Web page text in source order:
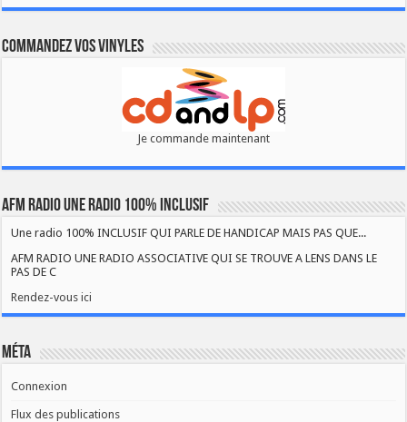
Commandez vos vinyles
Je commande maintenant
AFM RADIO UNE RADIO 100% INCLUSIF
Une radio 100% INCLUSIF QUI PARLE DE HANDICAP MAIS PAS QUE...
AFM RADIO UNE RADIO ASSOCIATIVE QUI SE TROUVE A LENS DANS LE
PAS DE C
Rendez-vous ici
Méta
Connexion
Flux des publications